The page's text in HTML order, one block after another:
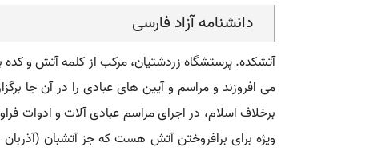
دانشنامه آزاد فارسی
آتشکده. پرستشگاه زردشتیان، مرکب از کلمه آتش و
می افروزند و مراسم و آیین های عبادی را در آن جا
برخلاف اسلام، در اجرای مراسم عبادی آلات و ادوات
ویژه برای برافروختن آتش هست که جز آتشبان